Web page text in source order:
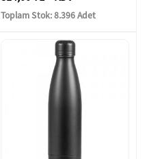
Toplam Stok: 8.396 Adet